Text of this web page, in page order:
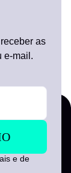
as
e-mail.
e de